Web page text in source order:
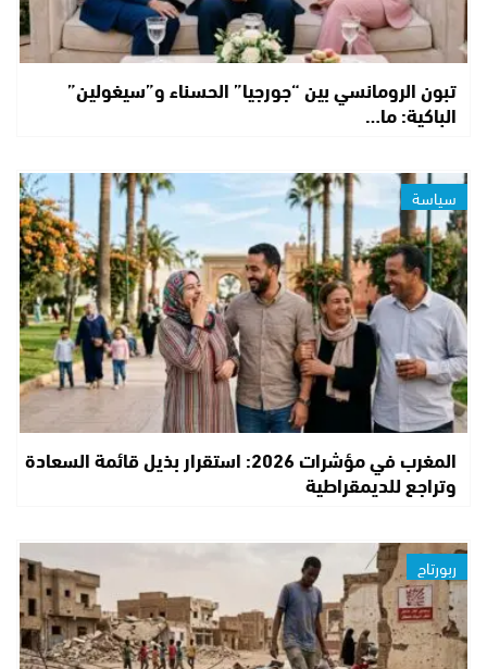
تبون الرومانسي بين “جورجيا” الحسناء و”سيغولين”
الباكية: ما…
سياسة
المغرب في مؤشرات 2026: استقرار بذيل قائمة السعادة
وتراجع للديمقراطية
ربورتاج